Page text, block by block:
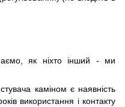
як ніхто інший - ми
каміном є наявність
використання і контакту